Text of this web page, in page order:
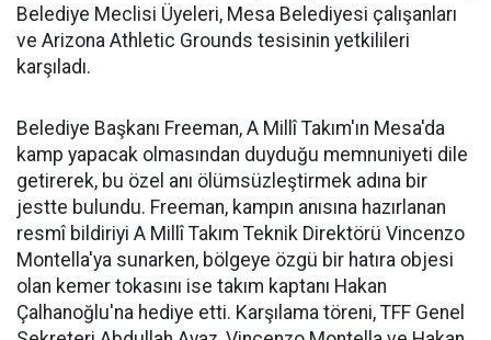
Belediye Meclisi Üyeleri, Mesa Belediyesi çalışanları
ve Arizona Athletic Grounds tesisinin yetkilileri
karşıladı.
Belediye Başkanı Freeman, A Millî Takım'ın Mesa'da
kamp yapacak olmasından duyduğu memnuniyeti dile
getirerek, bu özel anı ölümsüzleştirmek adına bir
jestte bulundu. Freeman, kampın anısına hazırlanan
resmî bildiriyi A Millî Takım Teknik Direktörü Vincenzo
Montella'ya sunarken, bölgeye özgü bir hatıra objesi
olan kemer tokasını ise takım kaptanı Hakan
Çalhanoğlu'na hediye etti. Karşılama töreni, TFF Genel